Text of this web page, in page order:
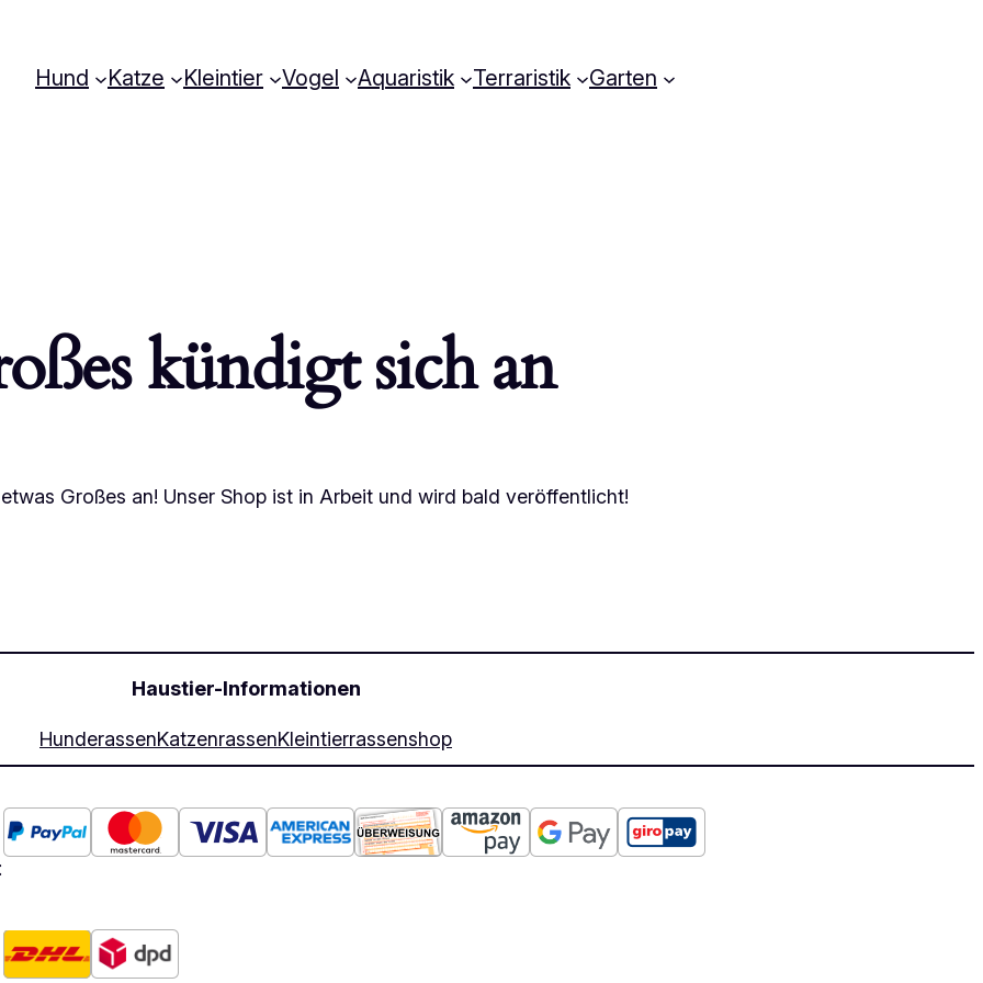
Hund Katze Kleintier Vogel Aquaristik Terraristik Garten
kündigt sich an
Großes an! Unser Shop ist in Arbeit und wird bald veröffentlicht!
Haustier-Informationen
HunderassenKatzenrassenKleintierrassenshop